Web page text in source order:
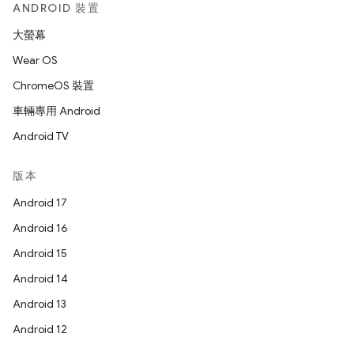
ANDROID 裝置
大螢幕
Wear OS
ChromeOS 裝置
車輛專用 Android
Android TV
版本
Android 17
Android 16
Android 15
Android 14
Android 13
Android 12